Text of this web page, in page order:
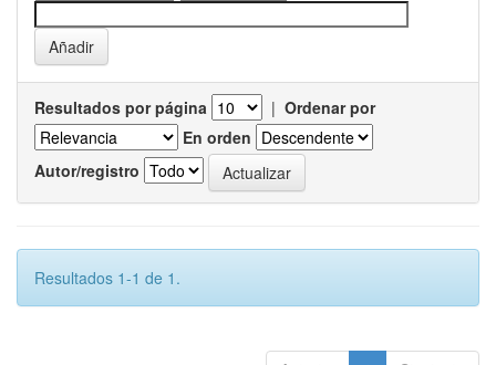
Resultados por página | Ordenar por
En orden
Autor/registro
Resultados 1-1 de 1.